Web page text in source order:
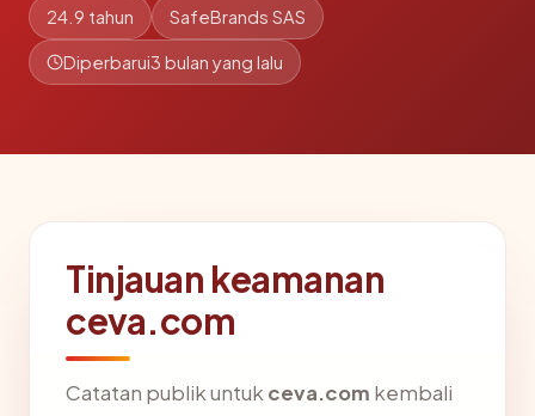
24.9 tahun SafeBrands SAS
Diperbarui3 bulan yang lalu
Tinjauan keamanan
ceva.com
Catatan publik untuk ceva.com kembali